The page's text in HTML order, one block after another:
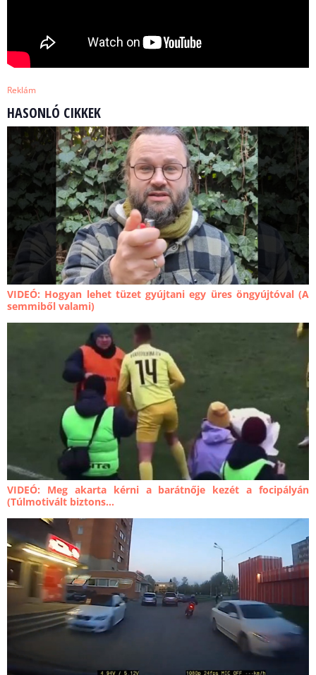
Reklám
HASONLÓ CIKKEK
VIDEÓ: Hogyan lehet tüzet gyújtani egy üres öngyújtóval (A
semmiből valami)
VIDEÓ: Meg akarta kérni a barátnője kezét a focipályán
(Túlmotivált biztons...